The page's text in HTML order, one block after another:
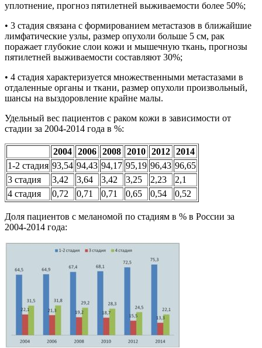
уплотнение, прогноз пятилетней выживаемости более 50%;
• 3 стадия связана с формированием метастазов в ближайшие
лимфатические узлы, размер опухоли больше 5 см, рак
поражает глубокие слои кожи и мышечную ткань, прогнозы
пятилетней выживаемости составляют 30%;
• 4 стадия характеризуется множественными метастазами в
отдаленные органы и ткани, размер опухоли произвольный,
шансы на выздоровление крайне малы.
Удельный вес пациентов с раком кожи в зависимости от
стадии за 2004-2014 года в %:
2004 2006 2008 2010 2012 2014
1-2 стадия 93,54 94,43 94,17 95,19 96,43 96,65
3 стадия
3,42 3,64 3,42 3,25 2,23
2,1
4 стадия
0,72 0,71 0,71 0,65 0,54 0,52
Доля пациентов с меланомой по стадиям в % в России за
2004-2014 года: